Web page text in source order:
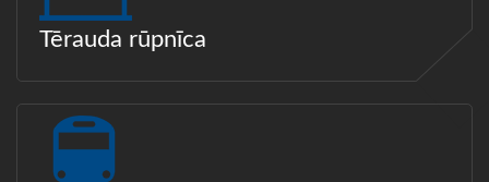
Tērauda rūpnīca